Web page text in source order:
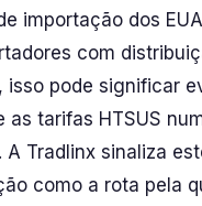
importação dos
com
isso pode significar
as tarifas HTSUS
A Tradlinx sinaliza
como a rota pela